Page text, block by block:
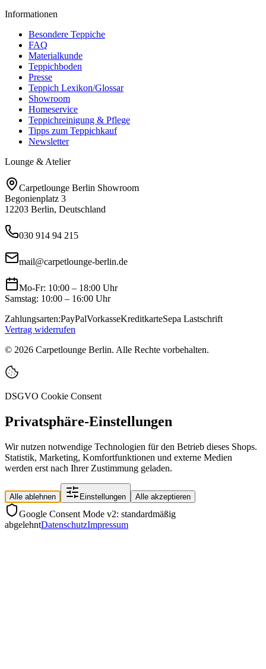
Informationen
Besondere Teppiche
FAQ
Materialkunde
Teppichboden
Presse
Teppich Lexikon/Glossar
Showroom
Homeservice
Teppichreinigung & Pflege
Tipps zum Teppichkauf
Newsletter
Lounge & Atelier
Carpetlounge Berlin Showroom
Begonienplatz 3
12203 Berlin, Deutschland
030 914 94 215
mail@carpetlounge-berlin.de
Mo-Fr: 10:00 – 18:00 Uhr
Samstag: 10:00 – 16:00 Uhr
Zahlungsarten:PayPalVorkasseKreditkarteSepa Lastschrift
Vertrag widerrufen
© 2026 Carpetlounge Berlin. Alle Rechte vorbehalten.
DSGVO Cookie Consent
Privatsphäre-Einstellungen
Wir nutzen notwendige Technologien für den Betrieb dieses Shops.
Statistik, Marketing, Komfortfunktionen und externe Medien
werden erst nach Ihrer Zustimmung geladen.
Alle ablehnen Einstellungen Alle akzeptieren
Google Consent Mode v2: standardmäßig
abgelehntDatenschutzImpressum